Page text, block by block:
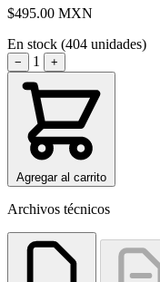
$495.00 MXN
En stock (404 unidades)
− 1 +
Agregar al carrito
Archivos técnicos